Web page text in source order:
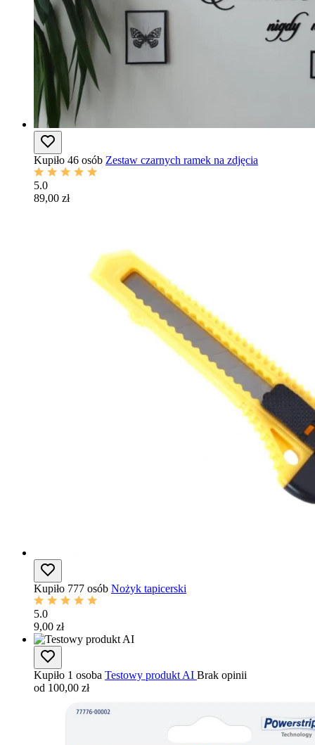
Kupiło 46 osób Zestaw czarnych ramek na zdjęcia
5.0
89,00 zł
Kupiło 777 osób Nożyk tapicerski
5.0
9,00 zł
Kupiło 1 osoba Testowy produkt AI Brak opinii
od 100,00 zł